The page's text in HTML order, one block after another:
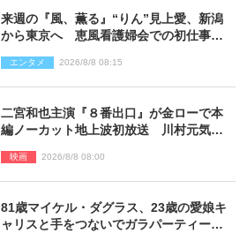
来週の『風、薫る』“りん”見上愛、新潟
から東京へ 恵風看護婦会での初仕事に
エンタメ 2026/8/8 08:15
二宮和也主演『８番出口』が金ローで本
編ノーカット地上波初放送 川村元気監
映画 2026/8/8 08:00
81歳マイケル・ダグラス、23歳の愛娘キ
ャリスと手をつないでガラパーティーに